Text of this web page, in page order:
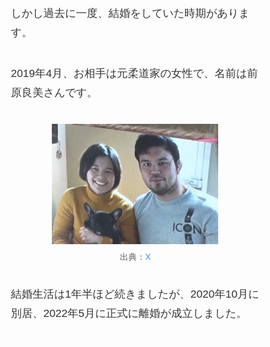
しかし過去に一度、結婚をしていた時期がありま
す。
2019年4月、お相手は元柔道家の女性で、名前は前
原良美さんです。
出典： X
結婚生活は1年半ほど続きましたが、2020年10月に
別居、2022年5月に正式に離婚が成立しました。